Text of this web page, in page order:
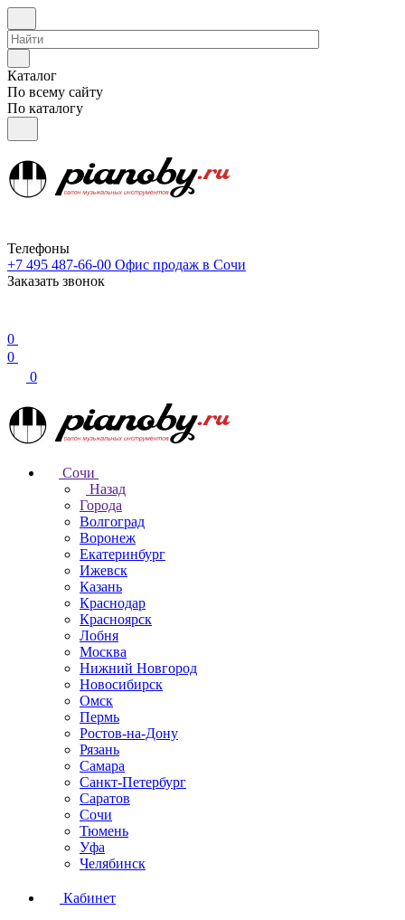
Каталог
По всему сайту
По каталогу
Телефоны
+7 495 487-66-00 Офис продаж в Сочи
Заказать звонок
0
0
0
Сочи
Назад
Города
Волгоград
Воронеж
Екатеринбург
Ижевск
Казань
Краснодар
Красноярск
Лобня
Москва
Нижний Новгород
Новосибирск
Омск
Пермь
Ростов-на-Дону
Рязань
Самара
Санкт-Петербург
Саратов
Сочи
Тюмень
Уфа
Челябинск
Кабинет